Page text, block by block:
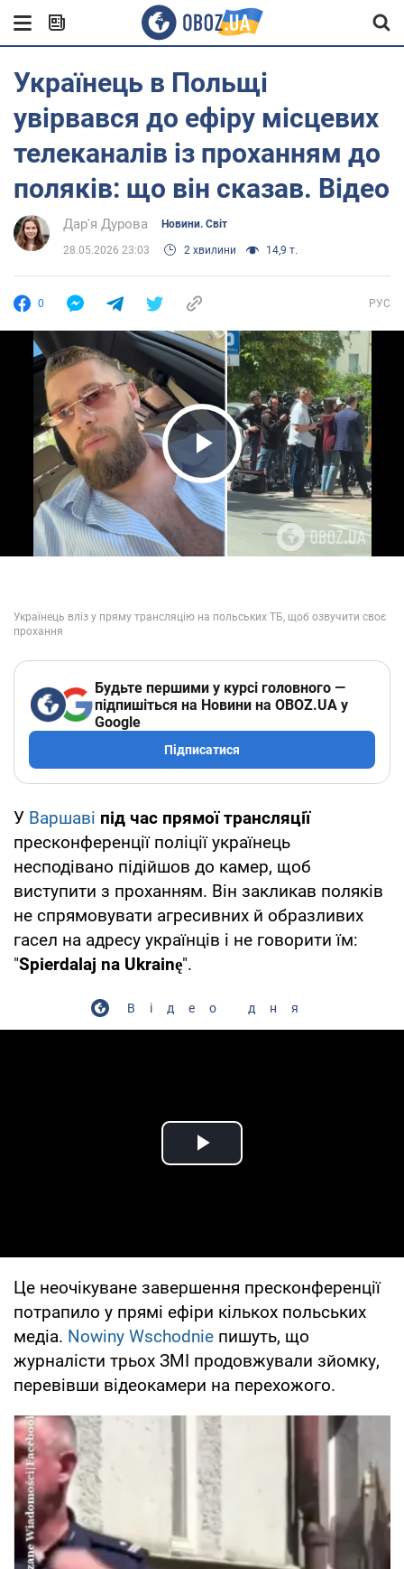
Українець в Польщі
увірвався до ефіру місцевих
телеканалів із проханням до
поляків: що він сказав. Відео
Дар'я Дурова Новини. Світ
28.05.2026 23:03 2 хвилини 14,9 т.
0 РУС
Play Video
Будьте першими у курсі головного —
підпишіться на Новини на OBOZ.UA у
Google
Підписатися
У Варшаві під час прямої трансляції
пресконференції поліції українець
несподівано підійшов до камер, щоб
виступити з проханням. Він закликав поляків
не спрямовувати агресивних й образливих
гасел на адресу українців і не говорити їм:
"Spierdalaj na Ukrainę".
Відео дня
Play Video
Це неочікуване завершення пресконференції
потрапило у прямі ефіри кількох польських
медіа. Nowiny Wschodnie пишуть, що
журналісти трьох ЗМІ продовжували зйомку,
перевівши відеокамери на перехожого.